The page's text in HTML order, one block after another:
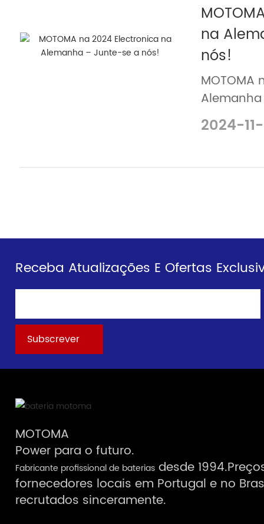
na
nós!
MOTOMA
2024-
Receba Atualizações E Ofertas
MOTOMA
Power para o futuro.
Fabricante profissional de baterias desde
fornecedores locais em Portugal e no
recrutados sinceramente.